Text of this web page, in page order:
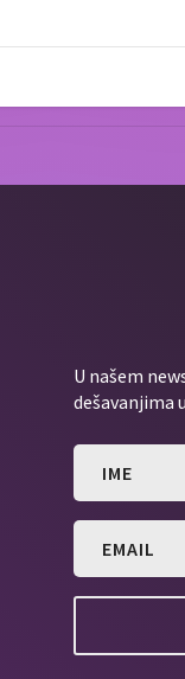
U našem
dešavanjima